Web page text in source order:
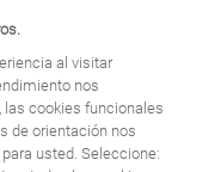
salud
al visitar
nos
cookies funcionales
de orientación nos
usted. Seleccione: